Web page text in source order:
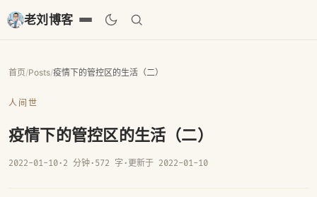
老刘博客
首页/Posts/疫情下的管控区的生活（二）
人间世
疫情下的管控区的生活（二）
2022-01-10· 2 分钟· 572 字 · 更新于 2022-01-10